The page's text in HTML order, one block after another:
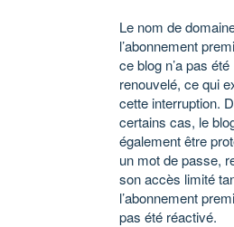
Le nom de
l’abonnement
ce blog n’a pas été
renouvelé, ce qui
cette interruption.
certains cas, le
également être
un mot de passe,
son accès limité
l’abonnement
pas été réactivé.